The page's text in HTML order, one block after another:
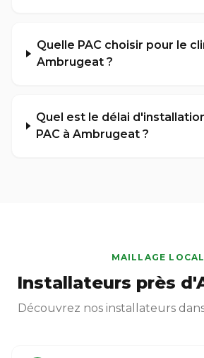
Quelle PAC choisir pour le
Ambrugeat ?
Quel est le délai
PAC à Ambrugeat ?
MAILLAGE LOCAL
Installateurs près
Découvrez nos installateurs